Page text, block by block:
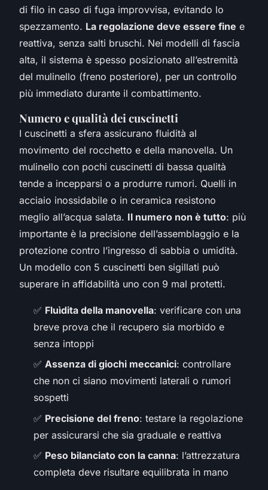
di filo in caso di fuga improvvisa, evitando lo
spezzamento. La regolazione deve essere fine e
reattiva, senza salti bruschi. Nei modelli di fascia
alta, il sistema è spesso posizionato all’estremità
del mulinello (freno posteriore), per un controllo
più immediato durante il combattimento.
Numero e qualità dei cuscinetti
I cuscinetti a sfera assicurano fluidità al
movimento del rocchetto e della manovella. Un
mulinello con pochi cuscinetti di bassa qualità
tende a incepparsi o a produrre rumori. Quelli in
acciaio inossidabile o in ceramica resistono
meglio all’acqua salata. Il numero non è tutto: più
importante è la precisione dell’assemblaggio e la
protezione contro l’ingresso di sabbia o umidità.
Un modello con 5 cuscinetti ben sigillati può
superare in affidabilità uno con 9 mal protetti.
✅ Fluìdita della manovella: verificare con una
breve prova che il recupero sia morbido e
senza intoppi
✅ Assenza di giochi meccanici: controllare
che non ci siano movimenti laterali o rumori
sospetti
✅ Precisione del freno: testare la regolazione
per assicurarsi che sia graduale e reattiva
✅ Peso bilanciato con la canna: l’attrezzatura
completa deve risultare equilibrata in mano